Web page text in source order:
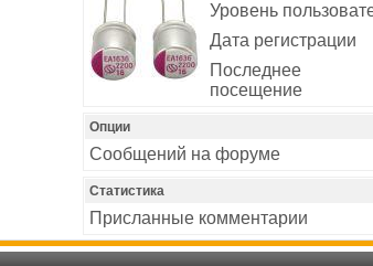
Уровень
Дата регистрации
Последнее
посещение
Опции
Сообщений на форуме
Статистика
Присланные комментарии